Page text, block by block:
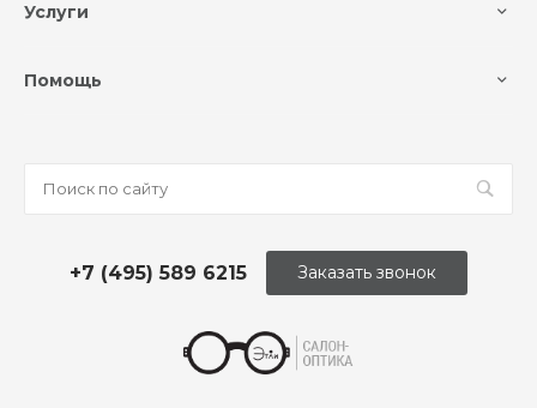
Услуги
Помощь
+7 (495) 589 6215 Заказать звонок